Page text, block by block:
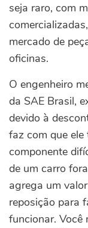
seja raro, com
mercado de
oficinas.
O engenheiro
da SAE Brasil,
devido à
faz com que ele
componente
de um carro
agrega um
reposição para
funcionar. Você